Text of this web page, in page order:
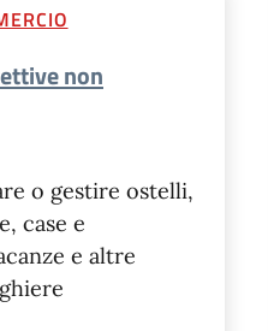
non
o gestire ostelli,
case e
e altre